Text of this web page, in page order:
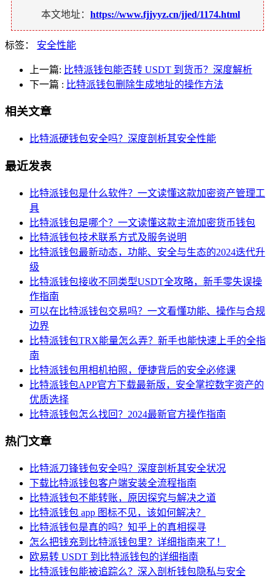
本文地址： https://www.fjjyyz.cn/jjed/1174.html
标签： 安全性能
上一篇: 比特派钱包能否转 USDT 到货币？深度解析
下一篇 : 比特派钱包删除生成地址的操作方法
相关文章
比特派硬钱包安全吗？深度剖析其安全性能
最近发表
比特派钱包是什么软件？一文读懂这款加密资产管理工
具
比特派钱包是哪个？一文读懂这款主流加密货币钱包
比特派钱包技术联系方式及服务说明
比特派钱包最新动态，功能、安全与生态的2024迭代升
级
比特派钱包接收不同类型USDT全攻略，新手零失误操
作指南
可以在比特派钱包交易吗？一文看懂功能、操作与合规
边界
比特派钱包TRX能量怎么弄？新手也能快速上手的全指
南
比特派钱包用相机拍照，便捷背后的安全必修课
比特派钱包APP官方下载最新版，安全掌控数字资产的
优质选择
比特派钱包怎么找回？2024最新官方操作指南
热门文章
比特派刀锋钱包安全吗？深度剖析其安全状况
下载比特派钱包客户端安装全流程指南
比特派钱包不能转账，原因探究与解决之道
比特派钱包 app 图标不见，该如何解决？
比特派钱包是真的吗？知乎上的真相探寻
怎么把钱充到比特派钱包里？详细指南来了！
欧易转 USDT 到比特派钱包的详细指南
比特派钱包能被追踪么？深入剖析钱包隐私与安全